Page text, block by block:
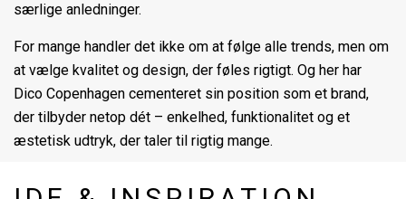
særlige anledninger.
For mange handler det ikke om at følge alle trends, men om
at vælge kvalitet og design, der føles rigtigt. Og her har
Dico Copenhagen cementeret sin position som et brand,
der tilbyder netop dét – enkelhed, funktionalitet og et
æstetisk udtryk, der taler til rigtig mange.